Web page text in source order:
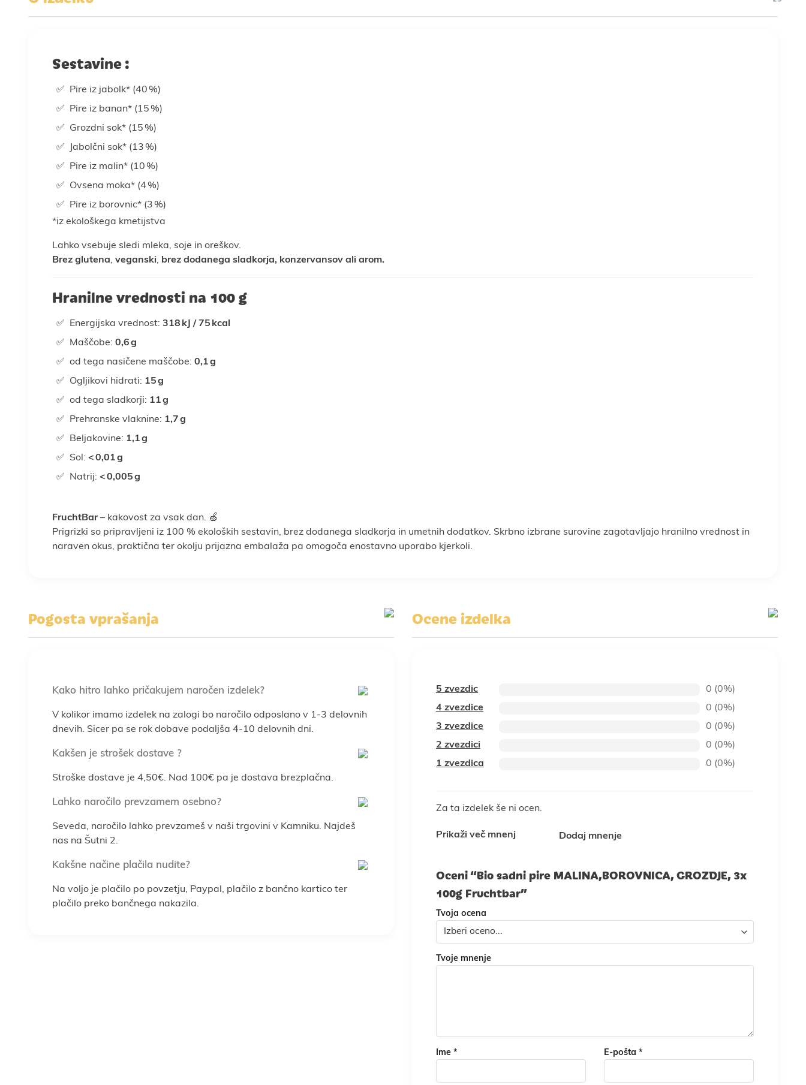
Sestavine :
Pire iz jabolk* (40 %)
Pire iz banan* (15 %)
Grozdni sok* (15 %)
Jabolčni sok* (13 %)
Pire iz malin* (10 %)
Ovsena moka* (4 %)
Pire iz borovnic* (3 %)
*iz ekološkega kmetijstva
Lahko vsebuje sledi mleka, soje in oreškov.
Brez glutena, veganski, brez dodanega sladkorja, konzervansov ali arom.
Hranilne vrednosti na 100 g
Energijska vrednost: 318 kJ / 75 kcal
Maščobe: 0,6 g
od tega nasičene maščobe: 0,1 g
Ogljikovi hidrati: 15 g
od tega sladkorji: 11 g
Prehranske vlaknine: 1,7 g
Beljakovine: 1,1 g
Sol: < 0,01 g
Natrij: < 0,005 g
FruchtBar– kakovost za vsak dan. 🍏
Prigrizki so pripravljeni iz 100 % ekoloških sestavin, brez dodanega sladkorja in umetnih dodatkov. Skrbno izbrane surovine zagotavljajo hranilno vrednost in
naraven okus, praktična ter okolju prijazna embalaža pa omogoča enostavno uporabo kjerkoli.
Pogosta vprašanja
Kako hitro lahko pričakujem naročen izdelek?
V kolikor imamo izdelek na zalogi bo naročilo odposlano v 1-3 delovnih
dnevih. Sicer pa se rok dobave podaljša 4-10 delovnih dni.
Kakšen je strošek dostave ?
Stroške dostave je 4,50€. Nad 100€ pa je dostava brezplačna.
Lahko naročilo prevzamem osebno?
Seveda, naročilo lahko prevzameš v naši trgovini v Kamniku. Najdeš
nas na Šutni 2.
Kakšne načine plačila nudite?
Na voljo je plačilo po povzetju, Paypal, plačilo z bančno kartico ter
plačilo preko bančnega nakazila.
Ocene izdelka
5 zvezdic
0 (0%)
4 zvezdice
0 (0%)
3 zvezdice
0 (0%)
2 zvezdici
0 (0%)
1 zvezdica
0 (0%)
Za ta izdelek še ni ocen.
Prikaži več mnenj Dodaj mnenje
Oceni “Bio sadni pire MALINA,BOROVNICA, GROZDJE, 3x
100g Fruchtbar”
Tvoja ocena
Tvoje mnenje
Ime * E-pošta *